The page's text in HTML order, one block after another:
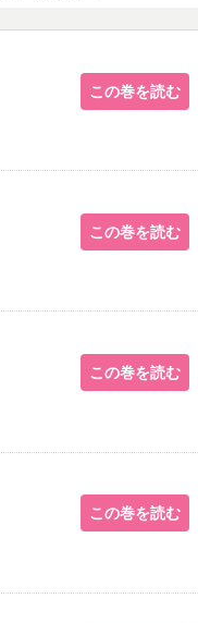
この巻を読む
この巻を読む
この巻を読む
この巻を読む